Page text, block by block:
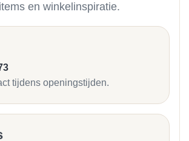
en winkelinspiratie.
tijdens openingstijden.